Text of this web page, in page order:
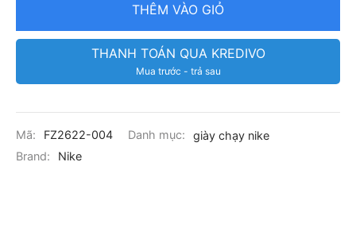
THÊM VÀO GIỎ
THANH TOÁN QUA KREDIVO
Mua trước - trả sau
Mã: FZ2622-004 Danh mục:
giày chạy nike
Brand:
Nike